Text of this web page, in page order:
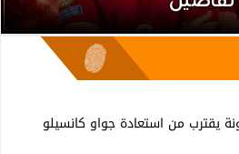
يقترب من استعادة جواو كانسيلو